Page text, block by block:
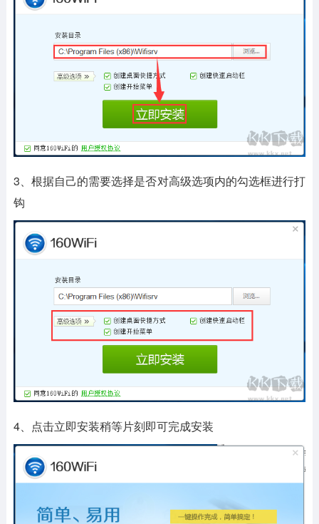
3、根据自己的需要选择是否对高级选项内的勾选框进行打
钩
4、点击立即安装稍等片刻即可完成安装